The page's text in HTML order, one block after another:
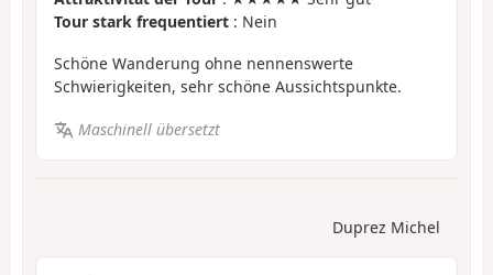
Tour stark frequentiert : Nein
Schöne Wanderung ohne nennenswerte
Schwierigkeiten, sehr schöne Aussichtspunkte.
Maschinell übersetzt
Duprez Michel